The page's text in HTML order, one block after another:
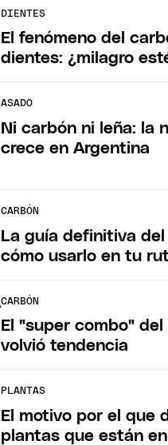
DIENTES
El fenómeno del
dientes: ¿milagro
ASADO
Ni carbón ni leña: la
crece en Argentina
CARBÓN
La guía definitiva
cómo usarlo en tu
CARBÓN
El "super combo"
volvió tendencia
PLANTAS
El motivo por el que
plantas que están